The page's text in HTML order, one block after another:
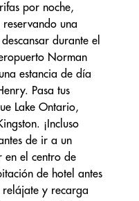
por noche,
una
durante el
Norman
estancia de día
Pasa tus
Lake Ontario,
¡Incluso
de ir a un
en el centro de
de hotel antes
y recarga